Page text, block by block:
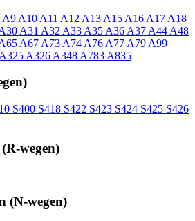
A9 A10 A11 A12 A13 A15 A16 A17 A18
A31 A32 A33 A35 A36 A37 A44 A48
A67 A73 A74 A76 A77 A79 A99
A325 A326 A348 A783 A835
S400 S418 S422 S423 S424 S425 S426
wegen)
(N-wegen)